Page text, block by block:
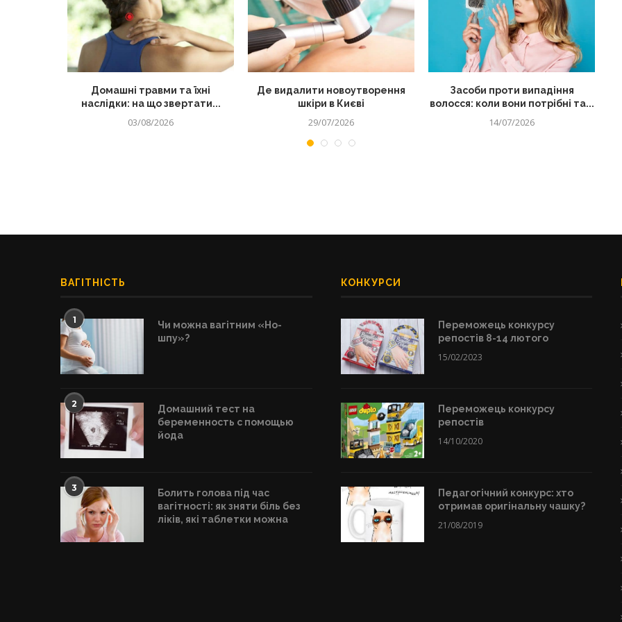
Домашні травми та їхні
наслідки: на що звертати...
03/08/2026
Де видалити новоутворення
шкіри в Києві
29/07/2026
Засоби проти випадіння
волосся: коли вони потрібні та...
14/07/2026
ВАГІТНІСТЬ
1
Чи можна вагітним «Но-
шпу»?
2
Домашний тест на
беременность с помощью
йода
3
Болить голова під час
вагітності: як зняти біль без
ліків, які таблетки можна
КОНКУРСИ
Переможець конкурсу
репостів 8-14 лютого
15/02/2023
Переможець конкурсу
репостів
14/10/2020
Педагогічний конкурс: хто
отримав оригінальну чашку?
21/08/2019